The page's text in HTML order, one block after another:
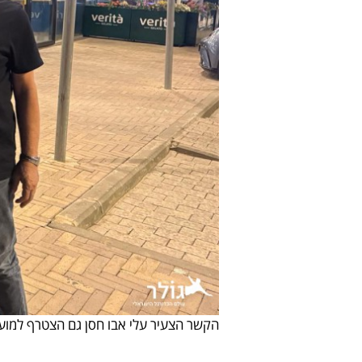
הקשר הצעיר עלי אבו חסן גם הצטרף